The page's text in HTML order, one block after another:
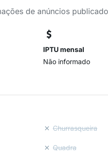
de anúncios
IPTU mensal
Não informado
Churrasqueira
Quadra